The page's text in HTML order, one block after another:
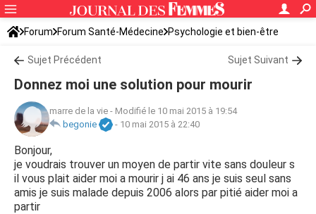
Forum Forum Santé-Médecine Psychologie et bien-être
Sujet Précédent Sujet Suivant
Donnez moi une solution pour mourir
marre de la vie - Modifié le 10 mai 2015 à 19:54
begonie
- 10 mai 2015 à 22:40
Bonjour,
je voudrais trouver un moyen de partir vite sans douleur s
il vous plait aider moi a mourir j ai 46 ans je suis seul sans
amis je suis malade depuis 2006 alors par pitié aider moi a
partir